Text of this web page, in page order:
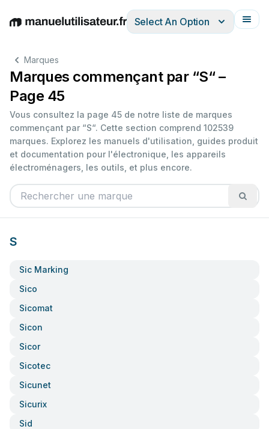
EnglishDeutschEspañolItalianoFrançais
Select An Option
Marques
Marques commençant par “S“ –
Page 45
Vous consultez la page 45 de notre liste de marques
commençant par “S“. Cette section comprend 102539
marques. Explorez les manuels d'utilisation, guides produit
et documentation pour l'électronique, les appareils
électroménagers, les outils, et plus encore.
S
Sic Marking
Sico
Sicomat
Sicon
Sicor
Sicotec
Sicunet
Sicurix
Sid